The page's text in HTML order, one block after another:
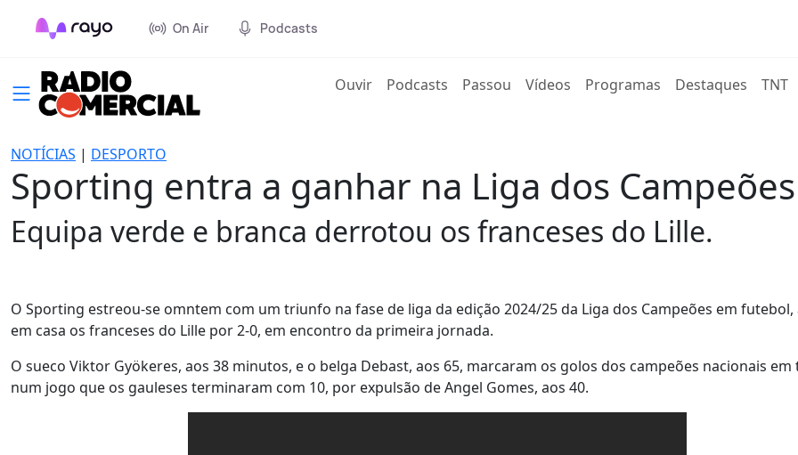
On Air Podcasts
Ouvir(current)
Podcasts Passou Vídeos Programas Destaques TNT
NOTÍCIAS | DESPORTO
Sporting entra a ganhar na Liga dos
Equipa verde e branca derrotou os franceses do Lille.
O Sporting estreou-se omntem com um triunfo na fase de liga da edição 2024/25 da Liga dos Campeões em futebol,
em casa os franceses do Lille por 2-0, em encontro da primeira jornada.
O sueco Viktor Gyökeres, aos 38 minutos, e o belga Debast, aos 65, marcaram os golos dos campeões nacionais em
num jogo que os gauleses terminaram com 10, por expulsão de Angel Gomes, aos 40.